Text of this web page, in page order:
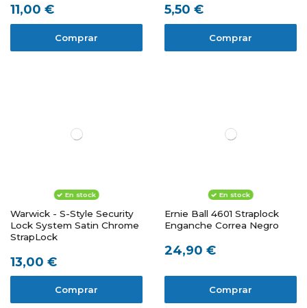
11,00 €
Comprar
5,50 €
Comprar
En stock
Warwick - S-Style Security
Lock System Satin Chrome
StrapLock
13,00 €
Comprar
En stock
Ernie Ball 4601 Straplock
Enganche Correa Negro
24,90 €
Comprar